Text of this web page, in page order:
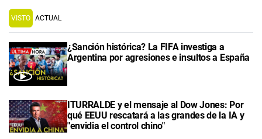
VISTO ACTUAL
¿Sanción histórica? La FIFA investiga a
Argentina por agresiones e insultos a España
ITURRALDE y el mensaje al Dow Jones: Por
qué EEUU rescatará a las grandes de la IA y
"envidia el control chino"